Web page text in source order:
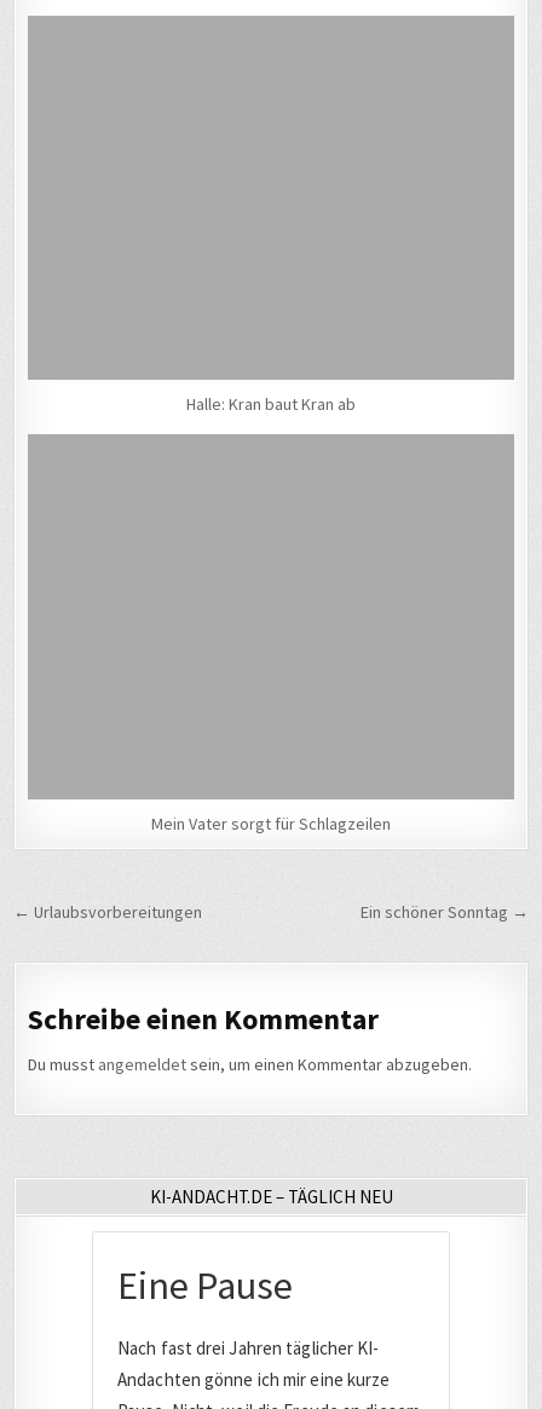
Halle: Kran baut Kran ab
Mein Vater sorgt für Schlagzeilen
Beitragsnavigation Ein schöner Sonntag →
← Urlaubsvorbereitungen
Schreibe einen Kommentar
Du musst angemeldetsein, um einen Kommentar abzugeben.
KI-ANDACHT.DE – TÄGLICH NEU